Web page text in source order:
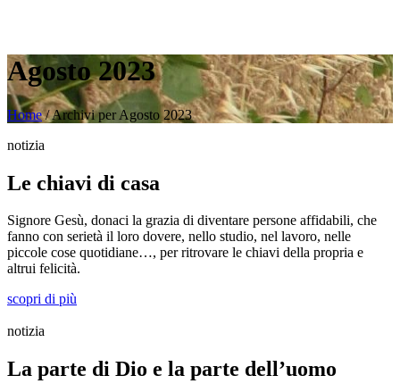
Agosto 2023
Home/Archivi per Agosto 2023
notizia
Le chiavi di casa
Signore Gesù, donaci la grazia di diventare persone affidabili, che
fanno con serietà il loro dovere, nello studio, nel lavoro, nelle
piccole cose quotidiane…, per ritrovare le chiavi della propria e
altrui felicità.
scopri di più
notizia
La parte di Dio e la parte dell’uomo